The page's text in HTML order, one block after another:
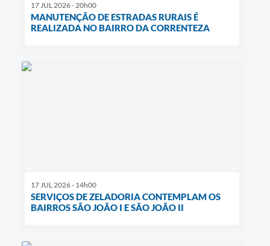
17 JUL 2026 - 20h00
MANUTENÇÃO DE ESTRADAS RURAIS É
REALIZADA NO BAIRRO DA CORRENTEZA
17 JUL 2026 - 14h00
SERVIÇOS DE ZELADORIA CONTEMPLAM OS
BAIRROS SÃO JOÃO I E SÃO JOÃO II